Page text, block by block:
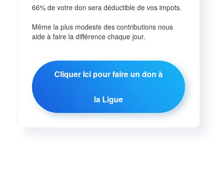
66% de votre don sera déductible de vos impots.
Même la plus modeste des contributions nous
aide à faire la différence chaque jour.
Cliquer Ici pour faire un don à
la Ligue